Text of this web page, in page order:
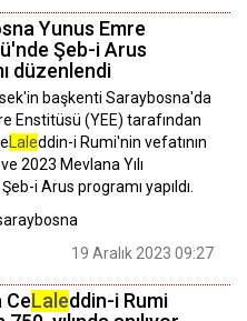
Yunus Emre
Şeb-i Arus
düzenlendi
başkenti Saraybosna'da
Enstitüsü (YEE) tarafından
Laleddin-i Rumi'nin vefatının
ve 2023 Mevlana Yılı
Şeb-i Arus programı yapıldı.
19 Aralık 2023 09:27
CeLaleddin-i Rumi